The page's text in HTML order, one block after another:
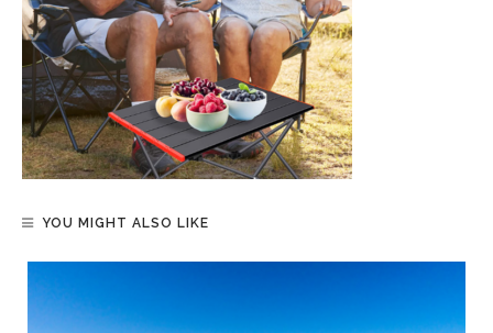
YOU MIGHT ALSO LIKE